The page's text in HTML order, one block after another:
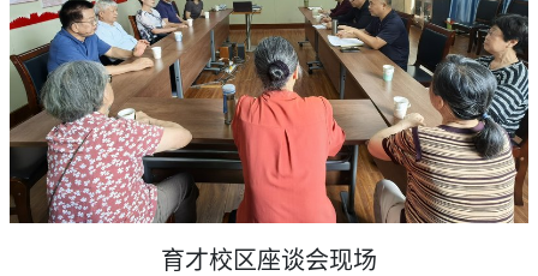
育才校区座谈会现场